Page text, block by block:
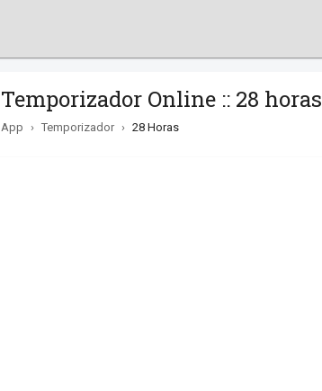
Temporizador Online :: 28 horas
App › Temporizador › 28 Horas